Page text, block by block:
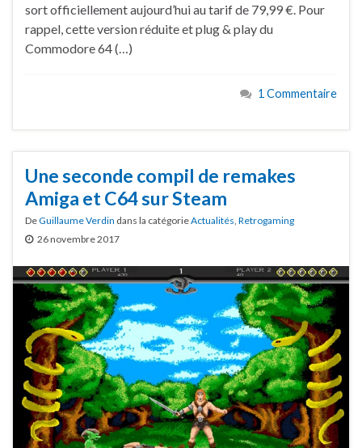
sort officiellement aujourd’hui au tarif de 79,99 €. Pour
rappel, cette version réduite et plug & play du
Commodore 64 (…)
1 Commentaire
Une seconde compil de remakes
Amiga et C64 sur Steam
DeGuillaume Verdin dans la catégorieActualités Retrogaming
26 novembre 2017